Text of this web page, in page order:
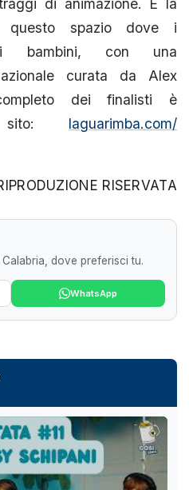
di animazione. È la
questo spazio dove i
i bambini, con una
curata da Alex
dei finalisti è
sito: laguarimba.com/
RISERVATA
dove preferisci tu.
WhatsApp